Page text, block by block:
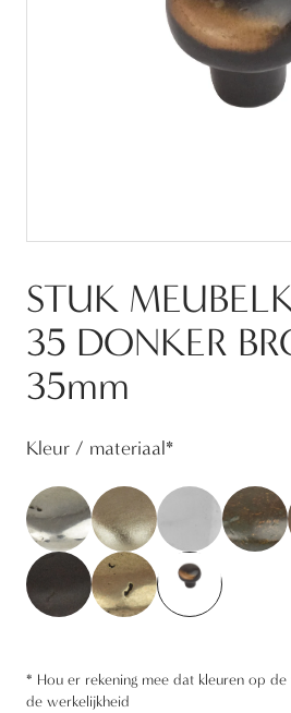
STUK
35 DONKER
35mm
Kleur / materiaal*
* Hou er rekening mee dat kleuren op de
de werkelijkheid